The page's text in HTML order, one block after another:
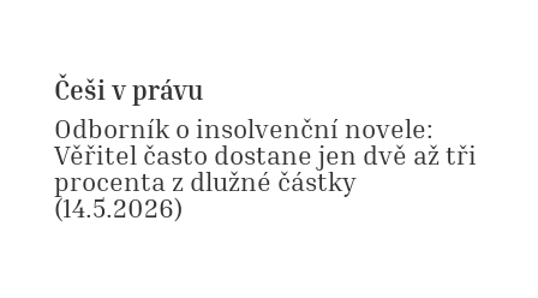
Češi v právu
Odborník o insolvenční novele:
Věřitel často dostane jen dvě až tři
procenta z dlužné částky
(14.5.2026)